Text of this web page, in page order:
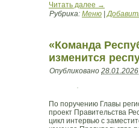
Читать далее →
Рубрика: Меню |
«Команда
изменится
Опубликовано 28.01.2026
По поручению Главы
проект Правительства
цикл интервью с